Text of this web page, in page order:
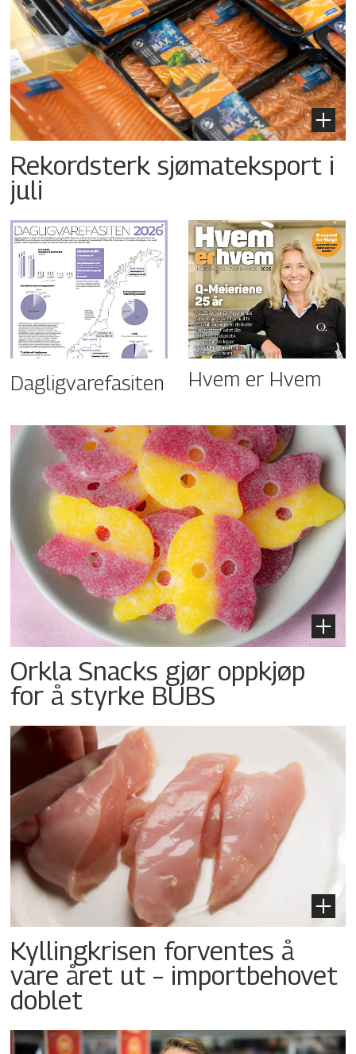
Rekordsterk sjømateksport i
juli
Dagligvarefasiten Hvem er Hvem
Orkla Snacks gjør oppkjøp
for å styrke BUBS
Kyllingkrisen forventes å
vare året ut – importbehovet
doblet